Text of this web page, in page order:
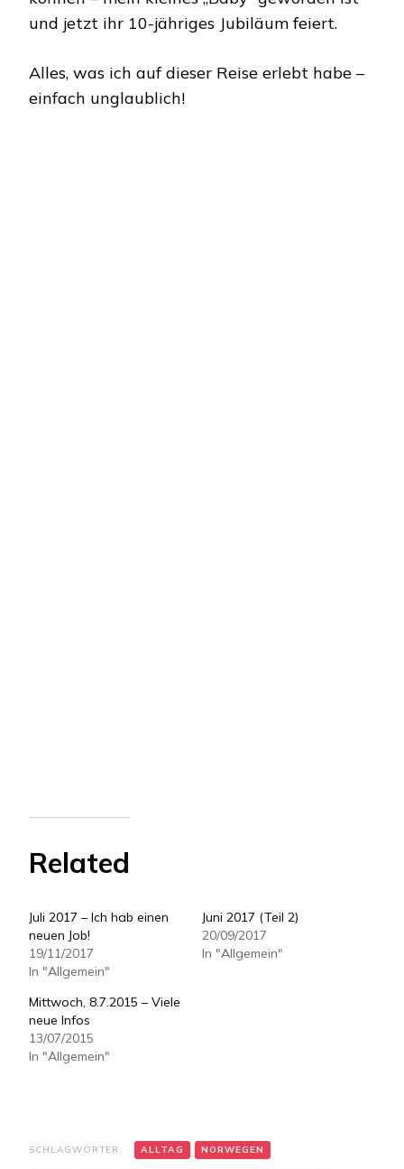
und jetzt ihr 10-jähriges Jubiläum feiert.
Alles, was ich auf dieser Reise erlebt habe –
einfach unglaublich!
Related
Juli 2017 – Ich hab einen
neuen Job!
19/11/2017
In "Allgemein"
Juni 2017 (Teil 2)
20/09/2017
In "Allgemein"
Mittwoch, 8.7.2015 – Viele
neue Infos
13/07/2015
In "Allgemein"
SCHLAGWÖRTER: ALLTAG NORWEGEN